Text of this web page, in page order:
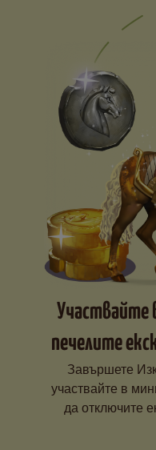
Участвайте
печелите
Завършете
участвайте в
да отключите